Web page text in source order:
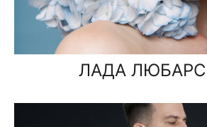
ЛАДА